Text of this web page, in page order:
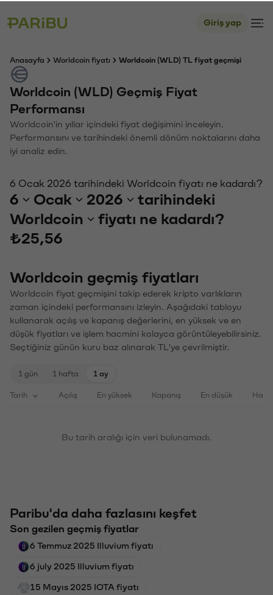
Giriş yap
Anasayfa Worldcoin fiyatı Worldcoin (WLD) TL fiyat geçmişi
Worldcoin (WLD) Geçmiş Fiyat
Performansı
Worldcoin'in yıllar içindeki fiyat değişimini inceleyin.
Performansını ve tarihindeki önemli dönüm noktalarını daha
iyi analiz edin.
6 Ocak 2026 tarihindeki Worldcoin fiyatı ne kadardı?
6 Ocak 2026
tarihindeki
Worldcoin
fiyatı ne kadardı?
₺25,56
Worldcoin geçmiş fiyatları
Worldcoin fiyat geçmişini takip ederek kripto varlıkların
zaman içindeki performansını izleyin. Aşağıdaki tabloyu
kullanarak açılış ve kapanış değerlerini, en yüksek ve en
düşük fiyatları ve işlem hacmini kolayca görüntüleyebilirsiniz.
Seçtiğiniz günün kuru baz alınarak TL'ye çevrilmiştir.
1 gün 1 hafta 1 ay
Tarih Açılış En yüksek Kapanış En düşük
Bu tarih aralığı için veri bulunamadı.
Paribu'da daha fazlasını keşfet
Son gezilen geçmiş fiyatlar
6 Temmuz 2025 Illuvium fiyatı
6 july 2025 Illuvium fiyatı
15 Mayıs 2025 IOTA fiyatı